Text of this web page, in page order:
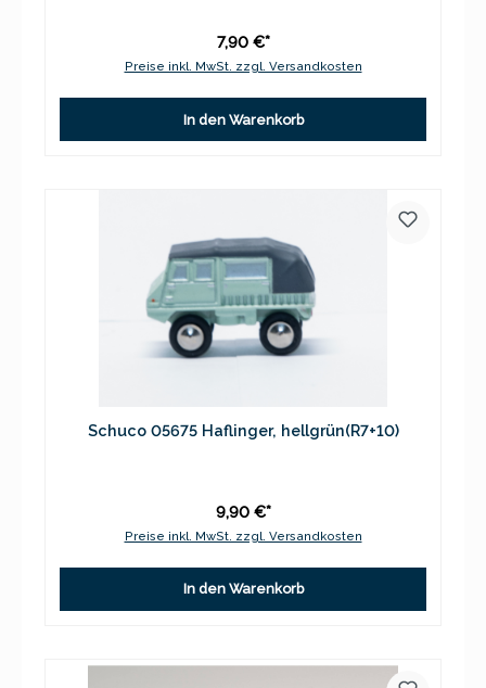
7,90 €*
Preise inkl. MwSt. zzgl. Versandkosten
In den Warenkorb
Schuco 05675 Haflinger, hellgrün(R7+10)
9,90 €*
Preise inkl. MwSt. zzgl. Versandkosten
In den Warenkorb